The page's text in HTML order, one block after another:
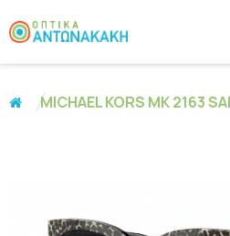
MICHAEL KORS MK 2163